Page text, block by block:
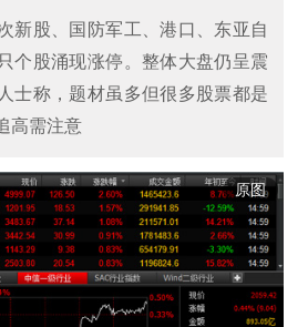
新股、国防军工、港口、东亚自
个股涌现涨停。整体大盘仍呈震
士称，题材虽多但很多股票都是
高需注意
原图